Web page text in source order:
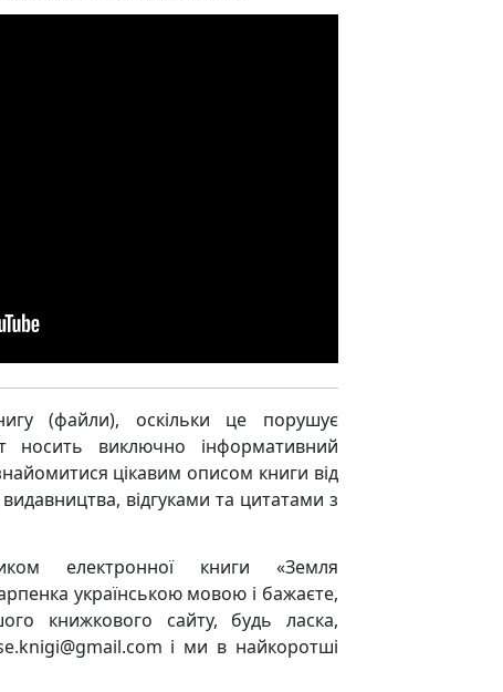
(файли), оскільки це порушує
виключно інформативний
цікавим описом книги від
відгуками та цитатами з
електронної книги «Земля
українською мовою і бажаєте,
книжкового сайту, будь ласка,
і ми в найкоротші